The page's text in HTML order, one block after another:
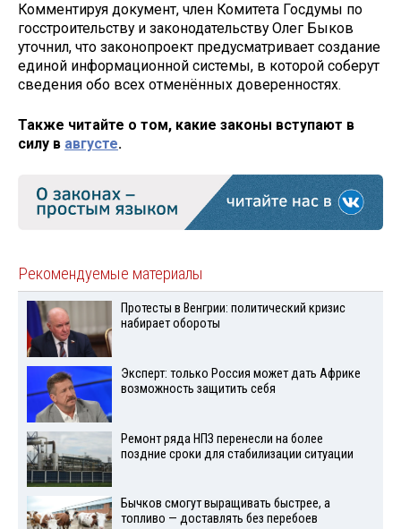
Комментируя документ, член Комитета Госдумы по
госстроительству и законодательству Олег Быков
уточнил, что законопроект предусматривает создание
единой информационной системы, в которой соберут
сведения обо всех отменённых доверенностях.
Также читайте о том, какие законы вступают в
силу в августе.
Рекомендуемые материалы
Протесты в Венгрии: политический кризис
набирает обороты
Эксперт: только Россия может дать Африке
возможность защитить себя
Ремонт ряда НПЗ перенесли на более
поздние сроки для стабилизации ситуации
Бычков смогут выращивать быстрее, а
топливо — доставлять без перебоев